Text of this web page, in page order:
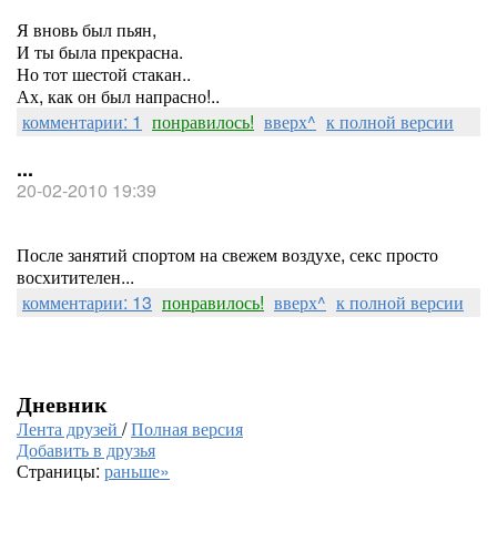
Я вновь был пьян,
И ты была прекрасна.
Но тот шестой стакан..
Ах, как он был напрасно!..
комментарии: 1 понравилось! вверх^ к полной версии
...
20-02-2010 19:39
После занятий спортом на свежем воздухе, секс просто
восхитителен...
комментарии: 13 понравилось! вверх^ к полной версии
Дневник
Лента друзей /Полная версия
Добавить в друзья
Страницы: раньше»